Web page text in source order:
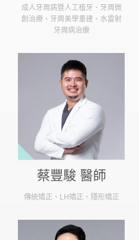
成人牙周病暨人工植牙、牙周微
創治療、牙周美學重建、水雷射
牙周病治療
蔡豐駿 醫師
傳統矯正、LH矯正、隱形矯正